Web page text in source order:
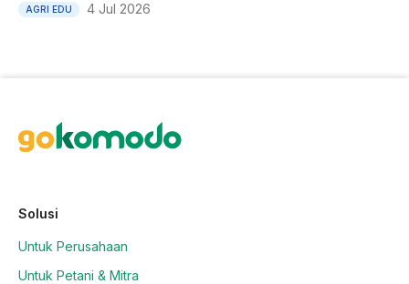
AGRI EDU 4 Jul 2026
Solusi
Untuk Perusahaan
Untuk Petani & Mitra